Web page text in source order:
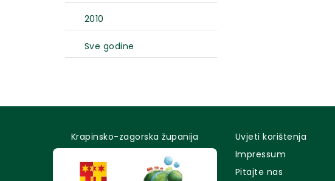
2010
Sve godine
Krapinsko-zagorska županija
Uvjeti korištenja
Impressum
Pitajte nas